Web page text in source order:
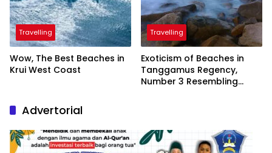
Travelling
Wow, The Best Beaches in
Krui West Coast
Travelling
Exoticism of Beaches in
Tanggamus Regency,
Number 3 Resembling
Advertorial